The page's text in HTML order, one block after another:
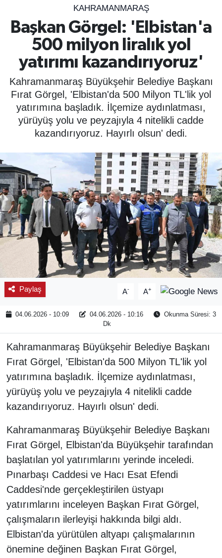
KAHRAMANMARAŞ
Başkan Görgel: 'Elbistan'a
500 milyon liralık yol
yatırımı kazandırıyoruz'
Kahramanmaraş Büyükşehir Belediye Başkanı
Fırat Görgel, 'Elbistan'da 500 Milyon TL'lik yol
yatırımına başladık. İlçemize aydınlatması,
yürüyüş yolu ve peyzajıyla 4 nitelikli cadde
kazandırıyoruz. Hayırlı olsun' dedi.
Paylaş A- A+
04.06.2026 - 10:09 04.06.2026 - 10:16
Okunma Süresi: 3
Dk
Kahramanmaraş Büyükşehir Belediye Başkanı
Fırat Görgel, 'Elbistan'da 500 Milyon TL'lik yol
yatırımına başladık. İlçemize aydınlatması,
yürüyüş yolu ve peyzajıyla 4 nitelikli cadde
kazandırıyoruz. Hayırlı olsun' dedi.
Kahramanmaraş Büyükşehir Belediye Başkanı
Fırat Görgel, Elbistan'da Büyükşehir tarafından
başlatılan yol yatırımlarını yerinde inceledi.
Pınarbaşı Caddesi ve Hacı Esat Efendi
Caddesi'nde gerçekleştirilen üstyapı
yatırımlarını inceleyen Başkan Fırat Görgel,
çalışmaların ilerleyişi hakkında bilgi aldı.
Elbistan'da yürütülen altyapı çalışmalarının
önemine değinen Başkan Fırat Görgel,
ÇEVRE
YAŞAM
BİLİM - TEKNOLOJİ
KADIN
MAGAZİN